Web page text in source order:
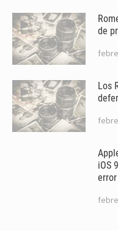
de
Los
iOS